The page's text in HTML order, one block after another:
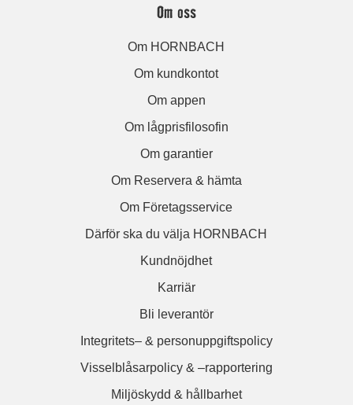
Om oss
Om HORNBACH
Om kundkontot
Om appen
Om lågprisfilosofin
Om garantier
Om Reservera & hämta
Om Företagsservice
Därför ska du välja HORNBACH
Kundnöjdhet
Karriär
Bli leverantör
Integritets– & personuppgiftspolicy
Visselblåsarpolicy & –rapportering
Miljöskydd & hållbarhet